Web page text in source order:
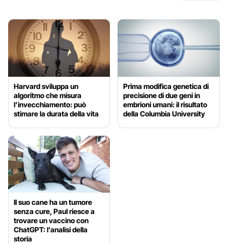
Harvard sviluppa un
algoritmo che misura
l’invecchiamento: può
stimare la durata della vita
Prima modifica genetica di
precisione di due geni in
embrioni umani: il risultato
della Columbia University
Il suo cane ha un tumore
senza cure, Paul riesce a
trovare un vaccino con
ChatGPT: l’analisi della
storia